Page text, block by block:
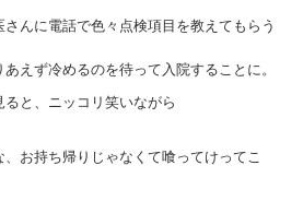
んに電話で色々点検項目を教えてもらう
えず冷めるのを待って入院することに。
と、ニッコリ笑いながら
、お持ち帰りじゃなくて喰ってけってこ